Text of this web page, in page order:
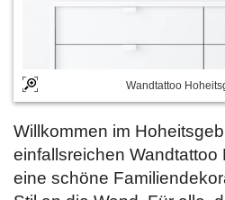
Wandtattoo
Willkommen im
einfallsreichen
eine schöne